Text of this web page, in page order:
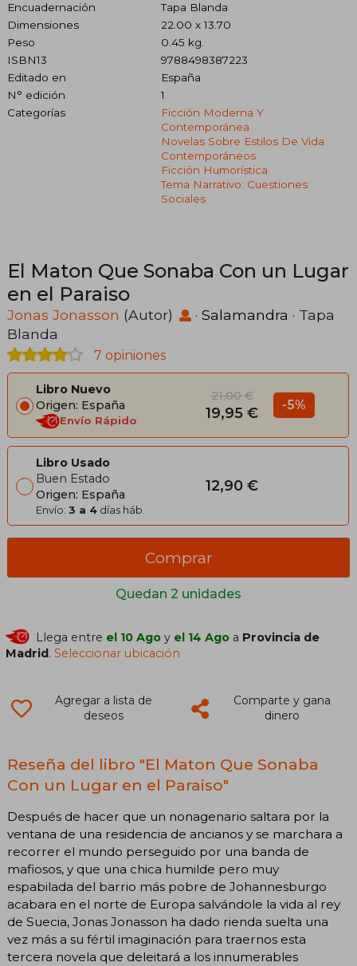
Encuadernación
Tapa Blanda
Dimensiones
22.00 x 13.70
Peso
0.45 kg.
ISBN13
9788498387223
Editado en
España
N° edición
1
Categorías
Ficción Moderna Y
Contemporánea
Novelas Sobre Estilos De Vida
Contemporáneos
Ficción Humorística
Tema Narrativo: Cuestiones
Sociales
El Maton Que Sonaba Con un Lugar
en el Paraiso
Jonas Jonasson (Autor) · Salamandra · Tapa
Blanda
7 opiniones
Libro Nuevo
Origen: España
Envío Rápido
21,00 €
19,95 € -5%
Libro Usado
Buen Estado
Origen: España
Envío: 3 a 4 días háb.
12,90 €
Quedan 2 unidades
Comprar
Llega entre el 10 Ago y el 14 Ago a Provincia de
Madrid.Seleccionar ubicación
Agregar a lista de
deseos
Comparte y gana
dinero
Reseña del libro "El Maton Que Sonaba
Con un Lugar en el Paraiso"
Después de hacer que un nonagenario saltara por la
ventana de una residencia de ancianos y se marchara a
recorrer el mundo perseguido por una banda de
mafiosos, y que una chica humilde pero muy
espabilada del barrio más pobre de Johannesburgo
acabara en el norte de Europa salvándole la vida al rey
de Suecia, Jonas Jonasson ha dado rienda suelta una
vez más a su fértil imaginación para traernos esta
tercera novela que deleitará a los innumerables